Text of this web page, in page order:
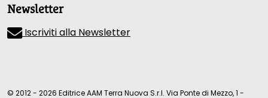
Newsletter
Iscriviti alla Newsletter
© 2012 - 2026 Editrice AAM Terra Nuova S.r.l. Via Ponte di Mezzo, 1 -